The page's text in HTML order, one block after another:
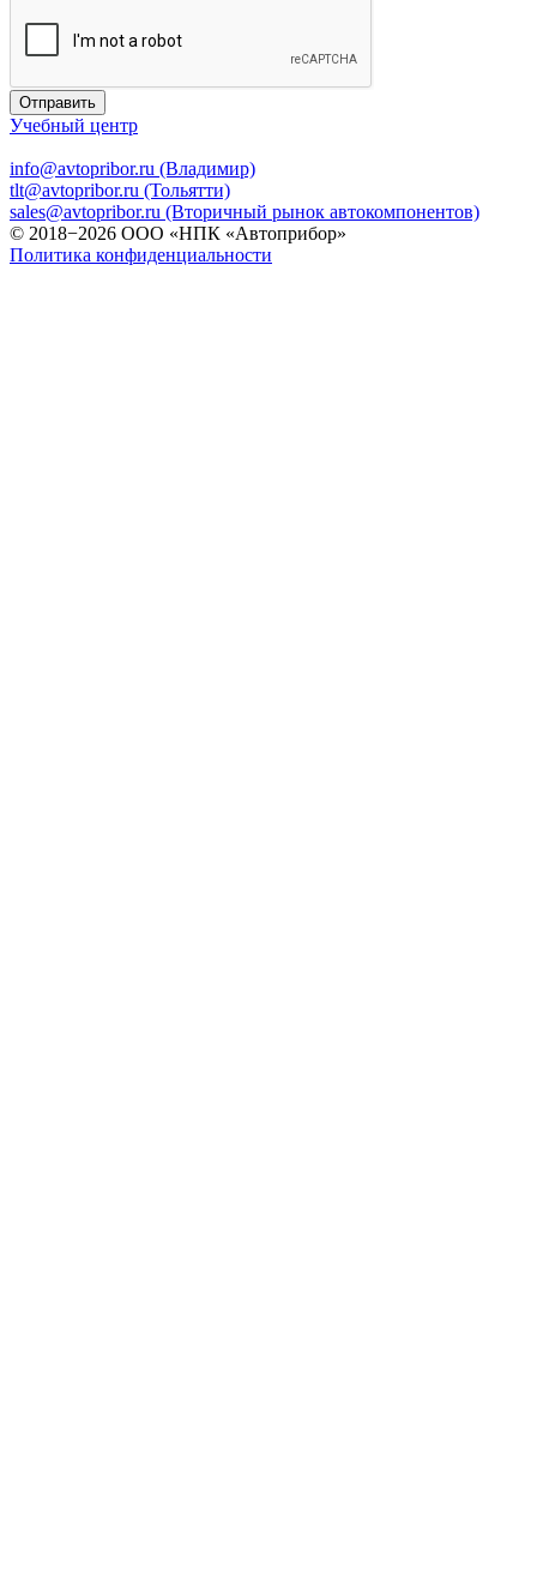
Отправить
Учебный центр
info@avtopribor.ru (Владимир)
tlt@avtopribor.ru (Тольятти)
sales@avtopribor.ru (Вторичный рынок автокомпонентов)
© 2018−2026 ООО «НПК «Автоприбор»
Политика конфиденциальности